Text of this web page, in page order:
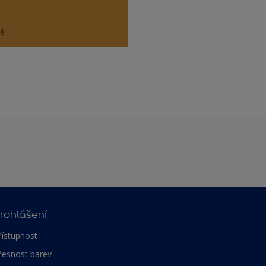
barev